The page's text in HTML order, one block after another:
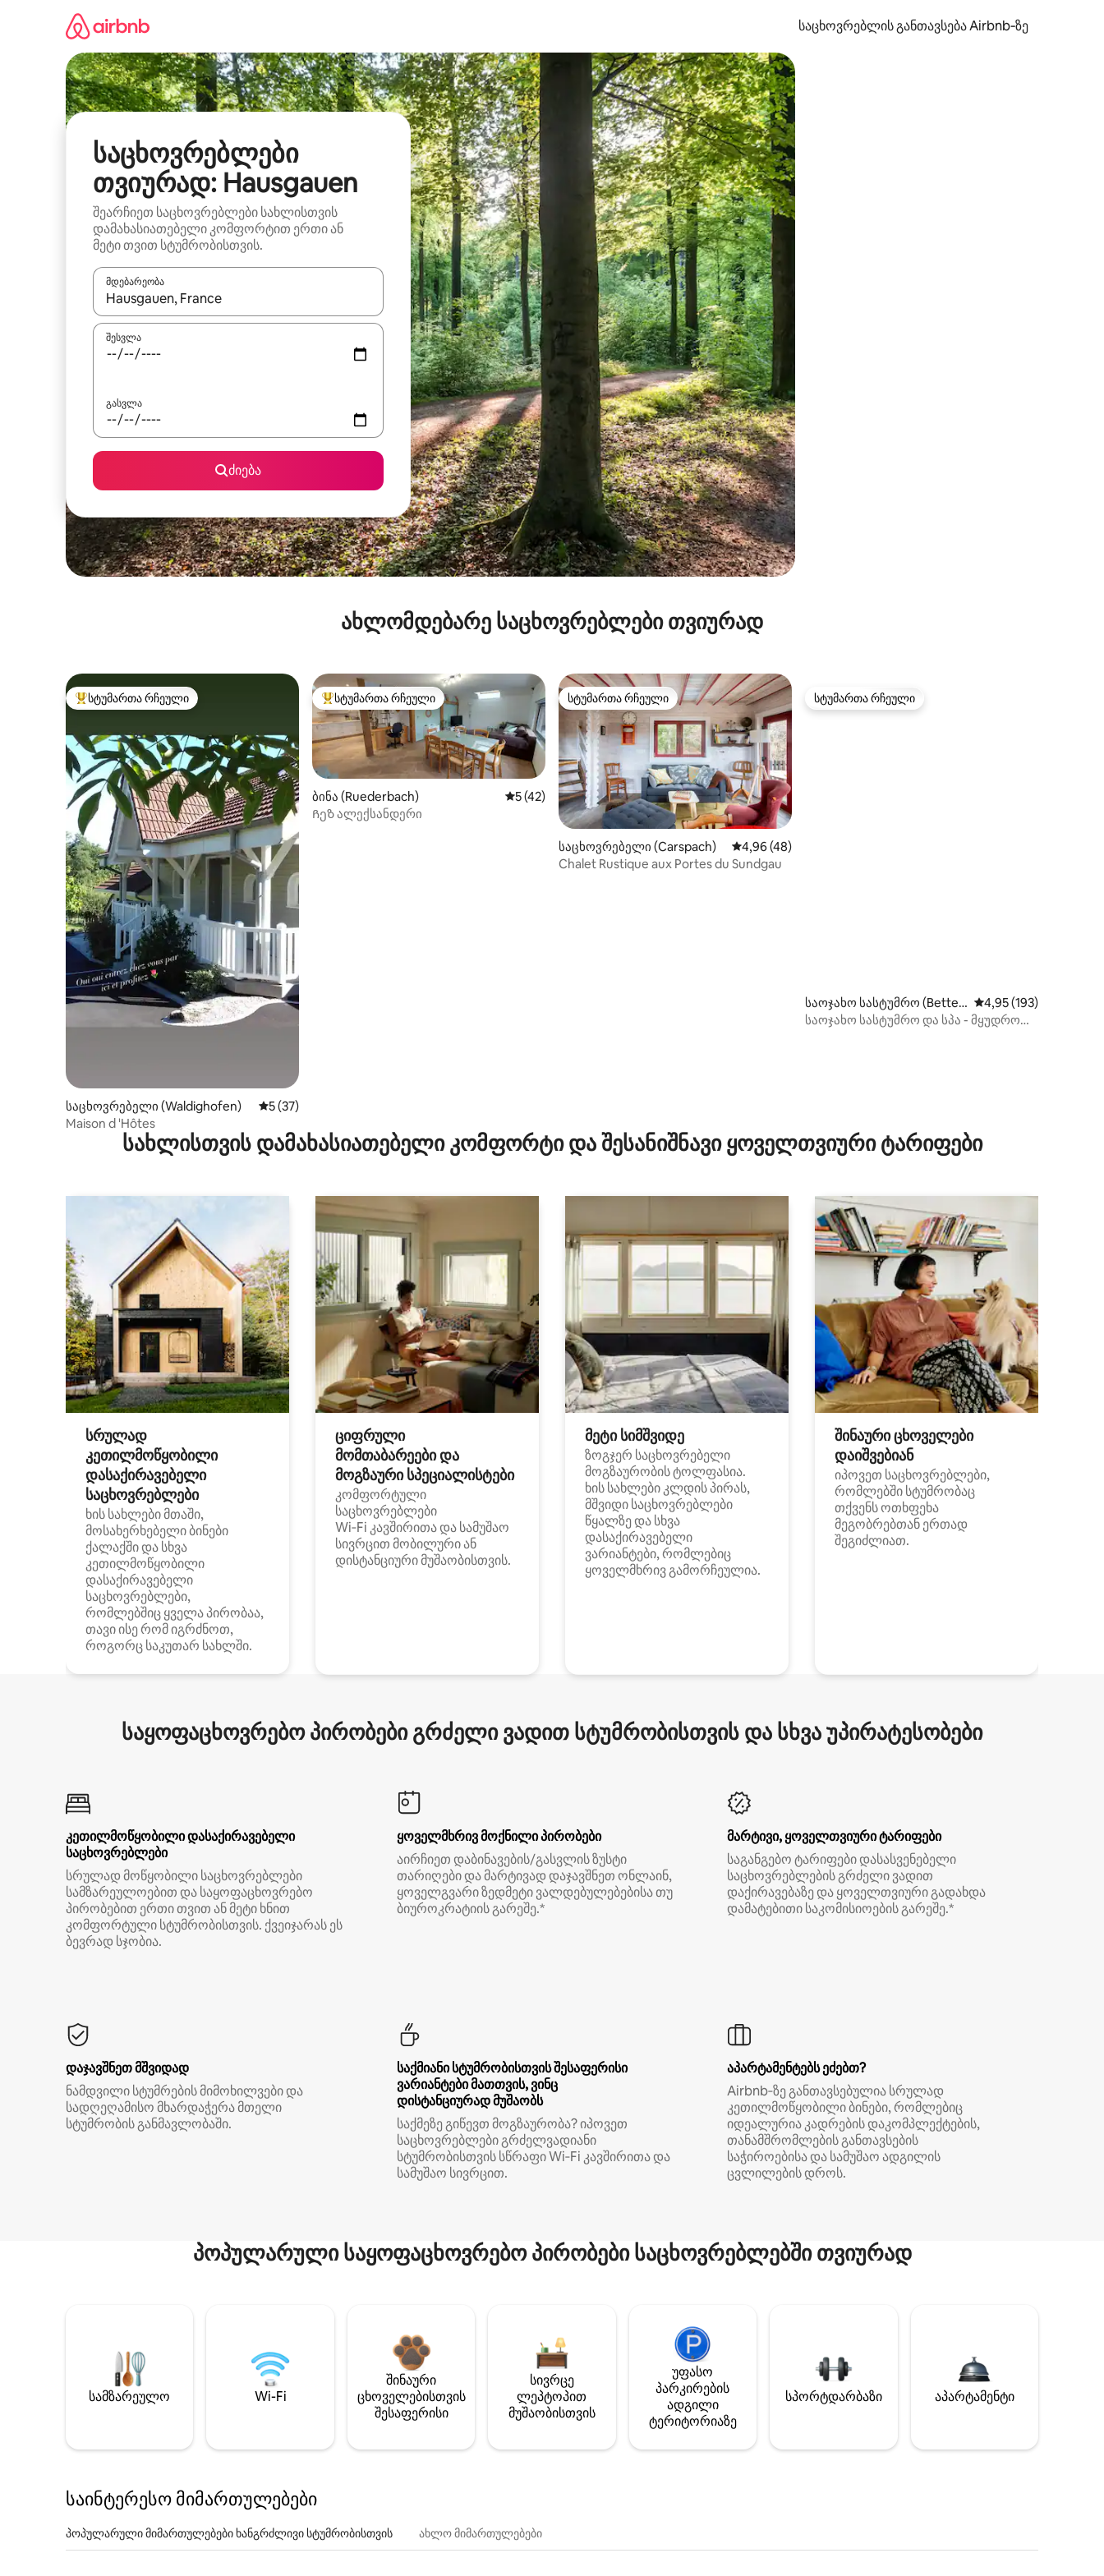
საცხოვრებლის განთავსება Airbnb‑ზე
საცხოვრებლები
თვიურად: Hausgauen
შეარჩიეთ საცხოვრებლები სახლისთვის
დამახასიათებელი კომფორტით ერთი ან
მეტი თვით სტუმრობისთვის.
მდებარეობა
როცა შედეგები ხელმისაწვდომი გახდება, ნავიგაციისთვის გამოიყენეთ კლავიშები ზემოთ/ქვემოთ მიმართული ისრებით ან შეხებისა თუ თითის გასმის ჟესტები.
შესვლა
გასვლა
ძიება
ახლომდებარე საცხოვრებლები თვიურად
სტუმართა რჩეული მოწინავე ვარიანტი
სტუმართა რჩეული
საცხოვრებელი (Waldighofen) საშუალო შეფასებაა 5‑დან 5, 37 მიმოხილვა
5 (37)
Maison d 'Hôtes
სტუმართა რჩეული მოწინავე ვარიანტი
სტუმართა რჩეული
ბინა (Ruederbach) საშუალო შეფასებაა 5‑დან 5, 42 მიმოხილვა
5 (42)
Ჩეზ ალექსანდერი
სტუმართა რჩეული
სტუმართა რჩეული
საცხოვრებელი (Carspach) საშუალო შეფასებაა 5‑დან 4,96, 48 მიმოხილვა
4,96 (48)
Chalet Rustique aux Portes du Sundgau
სტუმართა რჩეული
სტუმართა რჩეული
საოჯახო სასტუმრო (Betten
dorf)
საშუალო შეფასებაა
4,95 (193)
საოჯახო სასტუმრო და სპა - მყუდრო
სახლისთვის დამახასიათებელი კომფორტი და შესანიშნავი ყოველთვიური ტარიფები
სრულად
კეთილმოწყობილი
დასაქირავებელი
საცხოვრებლები
ხის სახლები მთაში,
მოსახერხებელი ბინები
ქალაქში და სხვა
კეთილმოწყობილი
დასაქირავებელი
საცხოვრებლები,
რომლებშიც ყველა პირობაა,
თავი ისე რომ იგრძნოთ,
როგორც საკუთარ სახლში.
ციფრული
მომთაბარეები და
მოგზაური სპეციალისტები
კომფორტული
საცხოვრებლები
Wi‑Fi კავშირითა და სამუშაო
სივრცით მობილური ან
დისტანციური მუშაობისთვის.
მეტი სიმშვიდე
ზოგჯერ საცხოვრებელი
მოგზაურობის ტოლფასია.
ხის სახლები კლდის პირას,
მშვიდი საცხოვრებლები
წყალზე და სხვა
დასაქირავებელი
ვარიანტები, რომლებიც
ყოველმხრივ გამორჩეულია.
შინაური ცხოველები
დაიშვებიან
იპოვეთ საცხოვრებლები,
რომლებში სტუმრობაც
თქვენს ოთხფეხა
მეგობრებთან ერთად
შეგიძლიათ.
საყოფაცხოვრებო პირობები გრძელი ვადით სტუმრობისთვის და სხვა უპირატესობები
კეთილმოწყობილი დასაქირავებელი
საცხოვრებლები
სრულად მოწყობილი საცხოვრებლები
სამზარეულოებით და საყოფაცხოვრებო
პირობებით ერთი თვით ან მეტი ხნით
კომფორტული სტუმრობისთვის. ქვეიჯარას ეს
ბევრად სჯობია.
ყოველმხრივ მოქნილი პირობები
აირჩიეთ დაბინავების/გასვლის ზუსტი
თარიღები და მარტივად დაჯავშნეთ ონლაინ,
ყოველგვარი ზედმეტი ვალდებულებებისა თუ
ბიუროკრატიის გარეშე.*
მარტივი, ყოველთვიური ტარიფები
საგანგებო ტარიფები დასასვენებელი
საცხოვრებლების გრძელი ვადით
დაქირავებაზე და ყოველთვიური გადახდა
დამატებითი საკომისიოების გარეშე.*
დაჯავშნეთ მშვიდად
ნამდვილი სტუმრების მიმოხილვები და
სადღეღამისო მხარდაჭერა მთელი
სტუმრობის განმავლობაში.
საქმიანი სტუმრობისთვის შესაფერისი
ვარიანტები მათთვის, ვინც
დისტანციურად მუშაობს
საქმეზე გიწევთ მოგზაურობა? იპოვეთ
საცხოვრებლები გრძელვადიანი
სტუმრობისთვის სწრაფი Wi‑Fi კავშირითა და
სამუშაო სივრცით.
აპარტამენტებს ეძებთ?
Airbnb‑ზე განთავსებულია სრულად
კეთილმოწყობილი ბინები, რომლებიც
იდეალურია კადრების დაკომპლექტების,
თანამშრომლების განთავსების
საჭიროებისა და სამუშაო ადგილის
ცვლილების დროს.
პოპულარული საყოფაცხოვრებო პირობები საცხოვრებლებში თვიურად
სამზარეულო Wi-Fi
შინაური
ცხოველებისთვის
შესაფერისი
სივრცე
ლეპტოპით
მუშაობისთვის
უფასო
პარკირების
ადგილი
ტერიტორიაზე
სპორტდარბაზი აპარტამენტი
საინტერესო მიმართულებები
პოპულარული მიმართულებები ხანგრძლივი სტუმრობისთვის ახლო მიმართულებები